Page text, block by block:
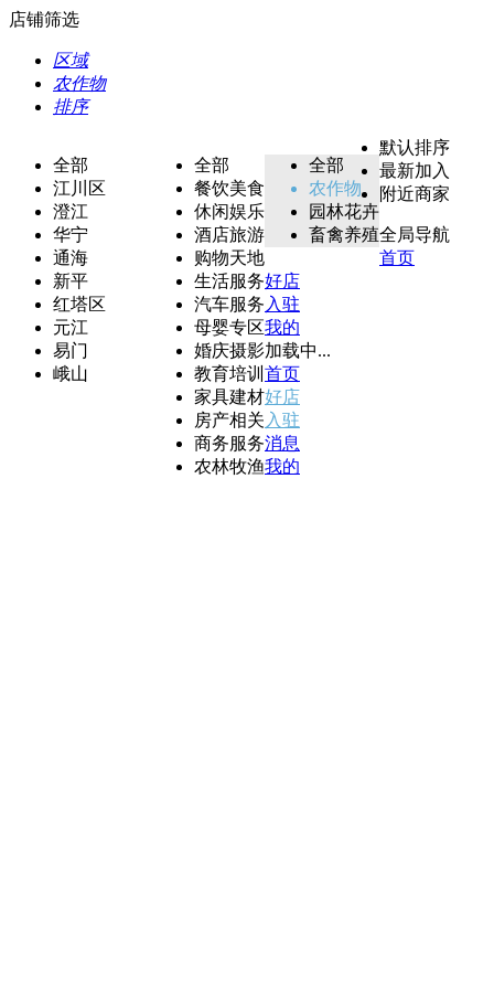
店铺筛选
区域
农作物
排序
全部
江川区
澄江
华宁
通海
新平
红塔区
元江
易门
峨山
全部
餐饮美食
休闲娱乐
酒店旅游
购物天地
生活服务
汽车服务
母婴专区
婚庆摄影
教育培训
家具建材
房产相关
商务服务
农林牧渔
全部
农作物
园林花卉
畜禽养殖
默认排序
最新加入
附近商家
全局导航
首页
好店
入驻
我的
加载中...
首页
好店
入驻
消息
我的